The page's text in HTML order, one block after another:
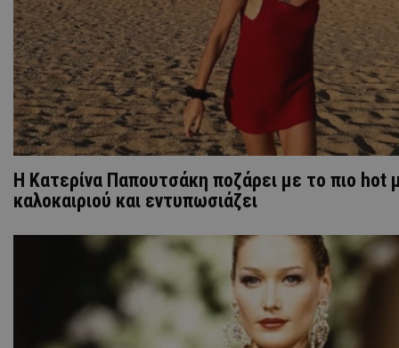
Η Κατερίνα Παπουτσάκη ποζάρει με το πιο hot
καλοκαιριού και εντυπωσιάζει